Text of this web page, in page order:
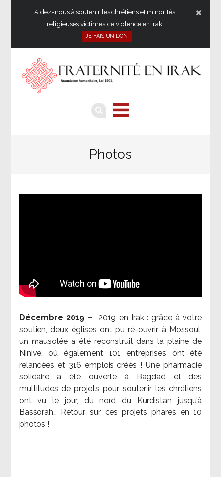
Aidez-nous à soutenir les chrétiens et minorités
religieuses victimes de violence en Irak
JE FAIS UN DON
Photos
Décembre 2019 – 2019 en Irak : grâce à votre
soutien, deux églises ont pu ré-ouvrir à Mossoul,
un mausolée a été reconstruit dans la plaine de
Ninive, où également 101 entreprises ont été
relancées et 316 emplois créés ! Une pharmacie
solidaire a été ouverte à Bagdad et des
multitudes de projets pour soutenir les chrétiens
ont vu le jour, du nord du Kurdistan jusqu’à
Bassorah… Retour sur ces projets phares en 10
photos !